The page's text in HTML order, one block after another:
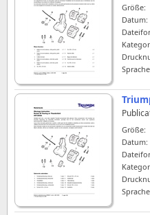
Größe:
Datum:
Größe:
Datum: